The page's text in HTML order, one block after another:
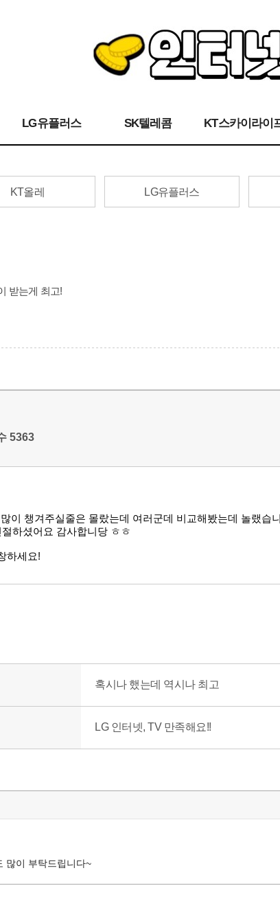
LG유플러스 SK텔레콤 KT스카이라이
KT올레 LG유플러스
받는게 최고!
5363
이 챙겨주실줄은 몰랐는데 여러군데 비교해봤는데 놀랬습
하셨어요 감사합니당 ㅎㅎ
하세요!
혹시나 했는데 역시나 최고
LG 인터넷, TV 만족해요!!
많이 부탁드립니다~